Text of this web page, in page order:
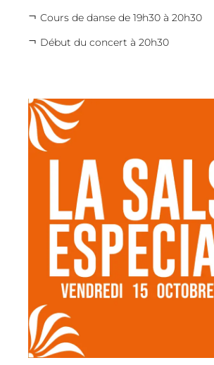
Cours de danse de 19h30 à 20h30
Début du concert à 20h30